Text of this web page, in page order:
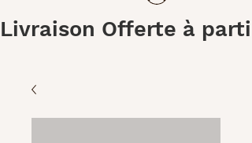
Livraison Offerte à